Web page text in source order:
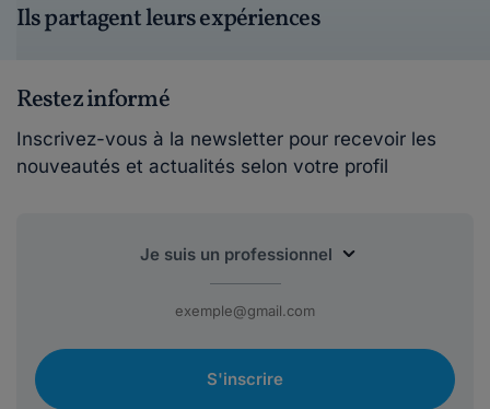
Ils partagent leurs expériences
Restez informé
Inscrivez-vous à la newsletter pour recevoir les
nouveautés et actualités selon votre profil
S'inscrire